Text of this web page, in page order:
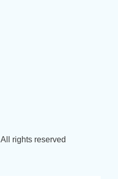
All rights reserved